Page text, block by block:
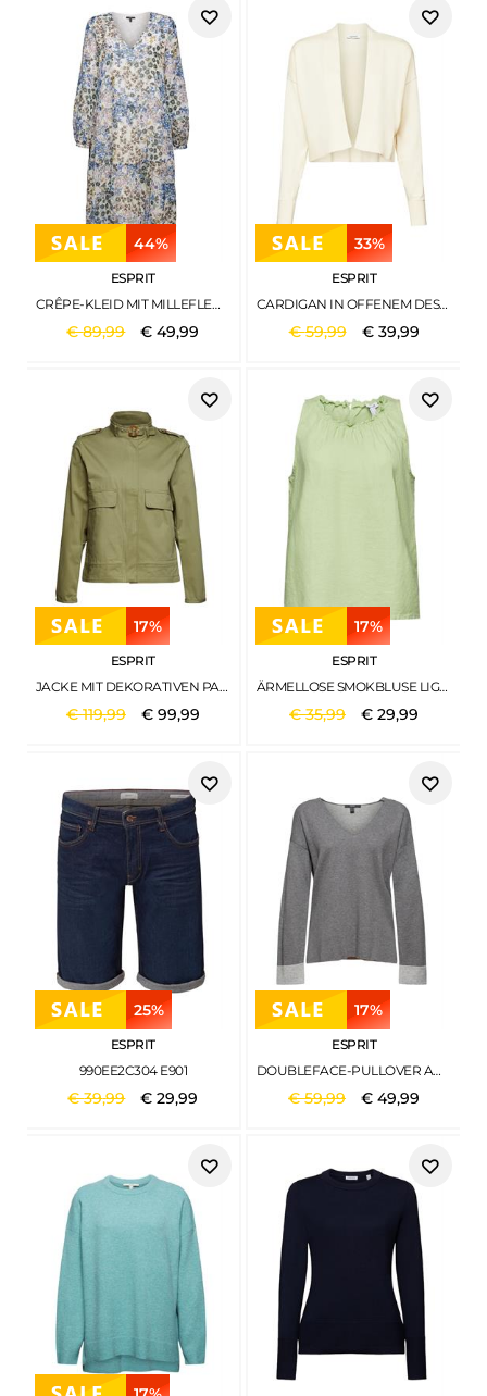
44%
ESPRIT
CRÊPE-KLEID MIT MILLEFLEURS LIGHT BEIGE
€89,99 €49,99
33%
ESPRIT
CARDIGAN IN OFFENEM DESIGN CREAM BEIGE
€59,99 € 39,99
17%
ESPRIT
JACKE MIT DEKORATIVEN PATTEN LIGHT KHAKI
€119,99 € 99,99
17%
ESPRIT
ÄRMELLOSE SMOKBLUSE LIGHT GREEN
€35,99 €29,99
25%
ESPRIT
990EE2C304 E901
€39,99 €29,99
17%
ESPRIT
DOUBLEFACE-PULLOVER AUS BIO-BAUMWOLL-MIX GUNMETAL 2
€59,99 €49,99